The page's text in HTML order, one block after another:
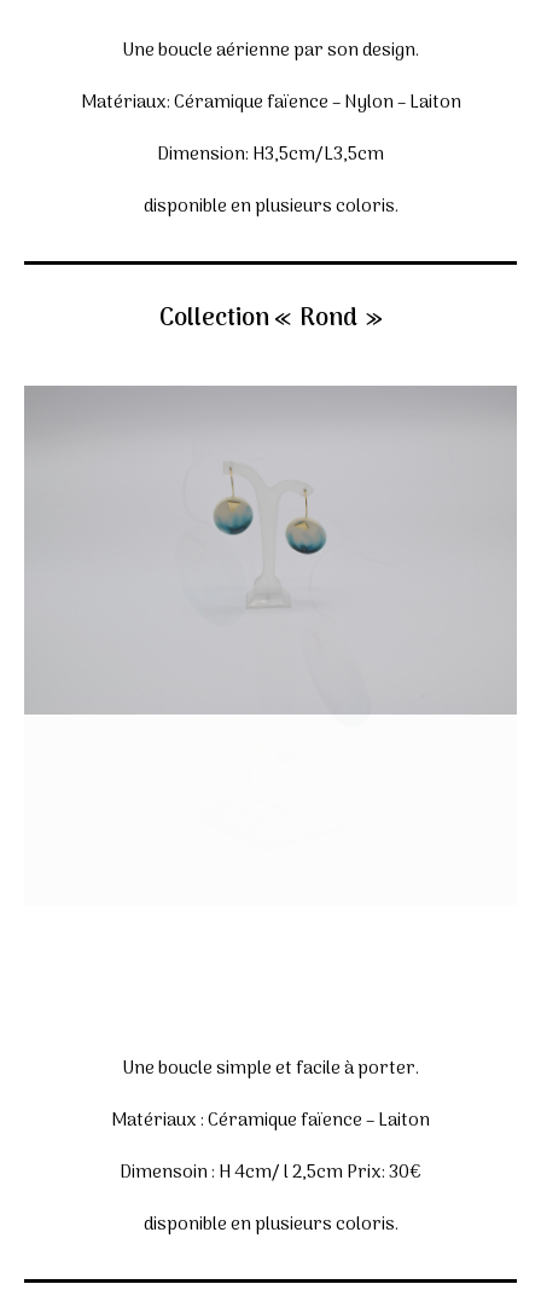
Une boucle aérienne par son design.
Matériaux: Céramique faïence – Nylon – Laiton
Dimension: H3,5cm/L3,5cm
disponible en plusieurs coloris.
Collection « Rond »
Une boucle simple et facile à porter.
Matériaux : Céramique faïence – Laiton
Dimensoin : H 4cm/ l 2,5cm Prix: 30€
disponible en plusieurs coloris.